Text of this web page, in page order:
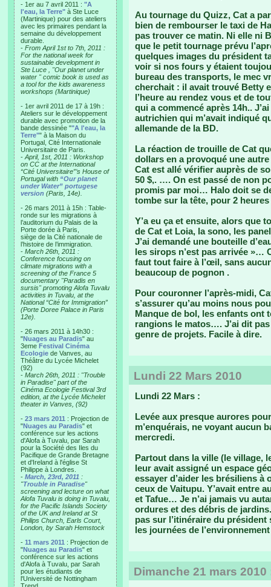
- 1er au 7 avril 2011 : "A
l'eau, la Terre" à Ste Luce
(Martinique) pour des ateliers
avec les primaires pendant la
semaine du développement
durable.
- From April 1st to 7th, 2011 :
For the national week for
sustainable development in
Ste Luce , "Our planet under
water " comic book is used as
a tool for the kids awareness
workshops (Martinique)
- 1er avril 2011 de 17 à 19h :
Ateliers sur le développement
durable avec promotion de la
bande dessinée ""A l'eau, la
Terre"" à la Maison du
Portugal, Cité Internationale
Universitaire de Paris.
- April, 1st, 2011 : Workshop
on CC at the International
“Cité Universitaire”’s House of
Portugal with “Our planet
under Water” portugese
version (Paris, 14e).
- 26 mars 2011 à 15h : Table-
ronde sur les migrations à
l’auditorium du Palais de la
Porte dorée à Paris,
siège de la Cité nationale de
l’histoire de l’immigration.
- March 26th, 2011 :
Conference focusing on
climate migrations with a
screening of the France 5
documentary "Paradis en
sursis" promoting Alofa Tuvalu
activities in Tuvalu, at the
National “Cité for Immigration”
(Porte Doree Palace in Paris
12e).
- 26 mars 2011 à 14h30 :
"Nuages au Paradis" au
3eme Festival Cinéma
Ecologie de Vanves, au
Théâtre du Lycée Michelet
(92)
- March 26th, 2011 : "Trouble
in Paradise" part of the
Cinéma Ecologie Festival 3rd
edition, at the Lycée Michelet
theater in Vanves, (92)
- 23 mars 2011 : Projection de
"Nuages au Paradis" et
conférence sur les actions
d'Alofa à Tuvalu, par Sarah
pour la Société des Iles du
Pacifique de Grande Bretagne
et d'Ireland à l'église St
Philippe à Londres.
- March, 23rd, 2011 :
"Trouble in Paradise"
screening and lecture on what
Alofa Tuvalu is doing in Tuvalu,
for the Pacific Islands Society
of the UK and Ireland at St
Philips Church, Earls Court,
London, by Sarah Hemstock
- 11 mars 2011 : Projection de
"Nuages au Paradis" et
conférence sur les actions
d'Alofa à Tuvalu, par Sarah
pour les étudiants de
l'Université de Nottingham
Au tournage du Quizz, Cat a
bien de rembourser le taxi de
pas trouver ce matin. Ni elle ni
que le petit tournage prévu
quelques images du président
voir si nos fours y étaient
bureau des transports, le mec
cherchait : il avait trouvé Betty
l’heure au rendez vous et de
qui a commencé après 14h..
autrichien qui m’avait indiqué
allemande de la BD.
La réaction de trouille de Cat
dollars en a provoqué une
Cat est allé vérifier auprès de
50 $,. …. On est passé de non
promis par moi… Halo doit se
tombe sur la tête, pour 2
Y’a eu ça et ensuite, alors que
de Cat et Loia, la sono, les
J’ai demandé une bouteille
les sirops n’est pas arrivée »…
faut tout faire à l’œil, sans
beaucoup de pognon .
Pour couronner l’après-midi,
s’assurer qu’au moins nous
Manque de bol, les enfants ont
rangions le matos…. J’ai dit
genre de projets. Facile à dire.
Lundi 22 Mars 2010
Lundi 22 Mars :
Levée aux presque aurores
m’enquérais, ne voyant aucun
mercredi.
Partout dans la ville (le village,
leur avait assigné un espace
essayer d’aider les brésiliens à
ceux de Vaitupu. Y’avait entre
et Tafue… Je n’ai jamais vu
ordures et des débris de
pas sur l’itinéraire du
les journées de
Dimanche 21 mars